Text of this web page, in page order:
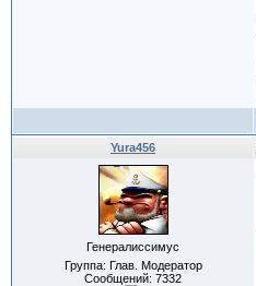
Yura456
Генералиссимус
Группа: Глав. Модератор
Сообщений: 7332